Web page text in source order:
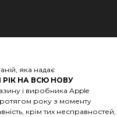
яка надає
РІК НА ВСЮ НОВУ
і виробника Apple
року з моменту
крім тих несправностей,